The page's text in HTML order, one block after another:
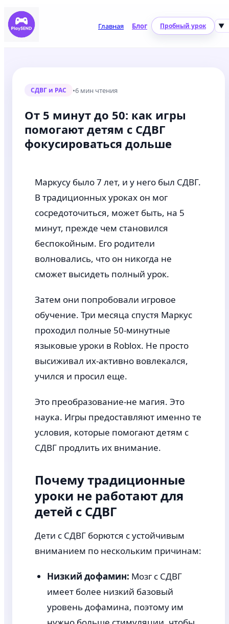
Главная Блог ▼
Пробный урок
СДВГ и РАС •6 мин чтения
От 5 минут до 50: как игры
помогают детям с СДВГ
фокусироваться дольше
Маркусу было 7 лет, и у него был СДВГ.
В традиционных уроках он мог
сосредоточиться, может быть, на 5
минут, прежде чем становился
беспокойным. Его родители
волновались, что он никогда не
сможет высидеть полный урок.
Затем они попробовали игровое
обучение. Три месяца спустя Маркус
проходил полные 50-минутные
языковые уроки в Roblox. Не просто
высиживал их-активно вовлекался,
учился и просил еще.
Это преобразование-не магия. Это
наука. Игры предоставляют именно те
условия, которые помогают детям с
СДВГ продлить их внимание.
Почему традиционные
уроки не работают для
детей с СДВГ
Дети с СДВГ борются с устойчивым
вниманием по нескольким причинам:
Низкий дофамин: Мозг с СДВГ
имеет более низкий базовый
уровень дофамина, поэтому им